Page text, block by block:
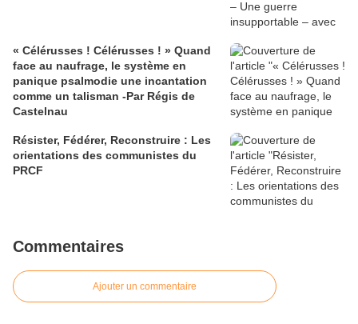
« Célérusses ! Célérusses ! » Quand
face au naufrage, le système en
panique psalmodie une incantation
comme un talisman -Par Régis de
Castelnau
Résister, Fédérer, Reconstruire : Les
orientations des communistes du
PRCF
Commentaires
Ajouter un commentaire